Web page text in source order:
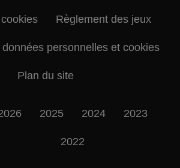
Règlement des jeux
personnelles et cookies
Plan du site
2025 2024 2023
2022